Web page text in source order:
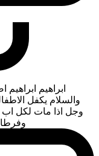
ابراهيم ابراهيم
والسلام يكفل
وجل اذا مات لكل اب